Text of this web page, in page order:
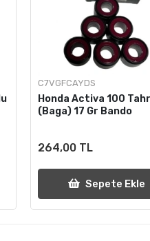
C7VGFCAYDS
Honda Activa 100
(Baga) 17 Gr Bando
264,00 TL
Sepete Ekle